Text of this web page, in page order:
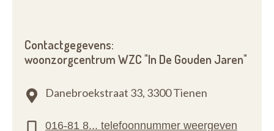
Contactgegevens:
woonzorgcentrum WZC "In De Gouden Jaren"
Danebroekstraat 33, 3300 Tienen